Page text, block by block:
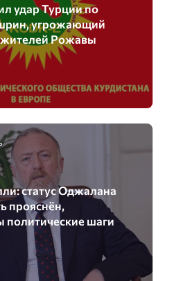
удар Турции по
угрожающий
Рожавы
статус Оджалана
прояснён,
политические шаги